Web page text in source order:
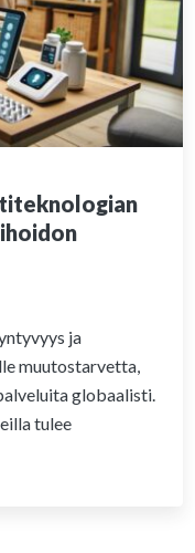
ja
muutostarvetta,
globaalisti.
tulee